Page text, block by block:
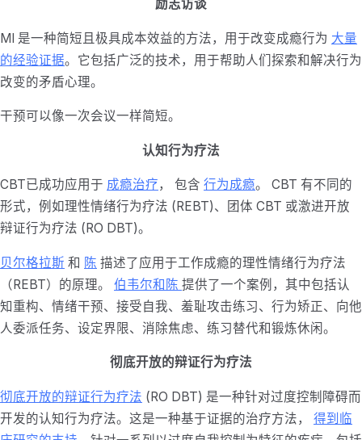
励志访谈
MI 是一种简短且极具成本效益的方法，用于改变成瘾行为 大量
的经验证据。它包括广泛的技术，用于帮助人们探索和解决行为
改变的矛盾心理。
干预可以像一次会议一样简短。
认知行为疗法
CBT已成功应用于 成瘾治疗， 包含 行为成瘾。 CBT 有不同的
形式，例如理性情绪行为疗法 (REBT)、团体 CBT 或激进开放
辩证行为疗法 (RO DBT)。
贝尔格拉斯 和 陈 描述了应用于工作成瘾的理性情绪行为疗法
（REBT）的原理。 伯韦尔和陈 提供了一个案例，其中包括认
知重构、情绪干预、接受自我、羞耻攻击练习、行为矫正、向他
人委派任务、设定界限、消除焦虑、练习替代和锻炼休闲。
彻底开放的辩证行为疗法
彻底开放的辩证行为疗法 (RO DBT) 是一种针对过度控制障碍而
开发的认知行为疗法。这是一种基于证据的治疗方法， 得到临